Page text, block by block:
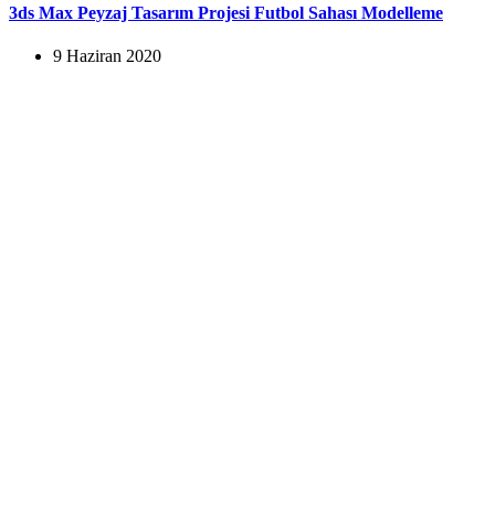
3ds Max Peyzaj Tasarım Projesi Futbol Sahası Modelleme
9 Haziran 2020